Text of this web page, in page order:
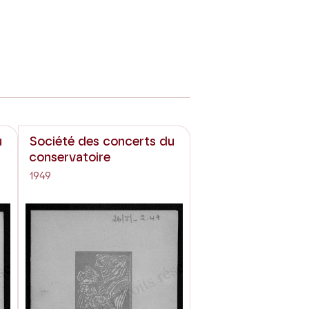
Société des concerts du
conservatoire
1949